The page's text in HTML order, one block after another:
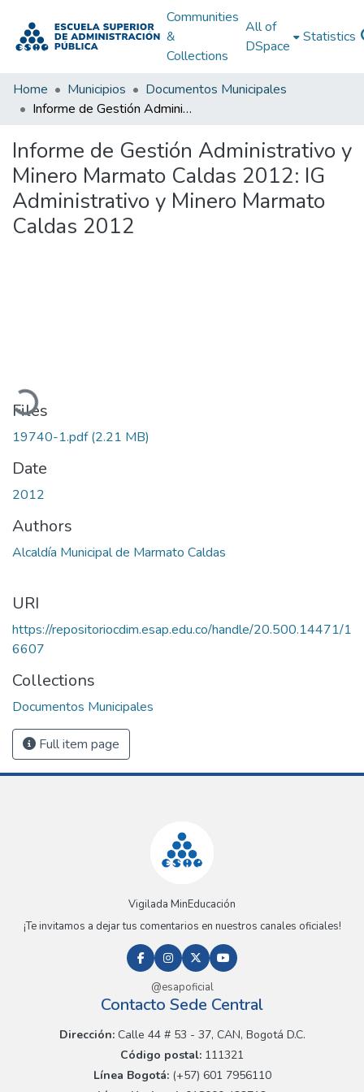
Communities
&
Collections
All of
DSpace
Statistics
Home Municipios
Documentos Municipales
Informe de Gestión Administrativo y Minero Marmato Caldas 2012: IG Administrativo y Minero Marmato Caldas 2012
Informe de Gestión Administrativo y
Minero Marmato Caldas 2012: IG
Administrativo y Minero Marmato
Caldas 2012
Loading...
Files
19740-1.pdf(2.21 MB)
Date
2012
Authors
Alcaldía Municipal de Marmato Caldas
URI
https://repositoriocdim.esap.edu.co/handle/20.500.14471/1
6607
Collections
Documentos Municipales
Full item page
Vigilada MinEducación
¡Te invitamos a dejar tus comentarios en nuestros canales oficiales!
@esapoficial
Contacto Sede Central
Dirección:Calle 44 # 53 - 37, CAN, Bogotá D.C.
Código postal: 111321
Línea Bogotá:(+57) 601 7956110